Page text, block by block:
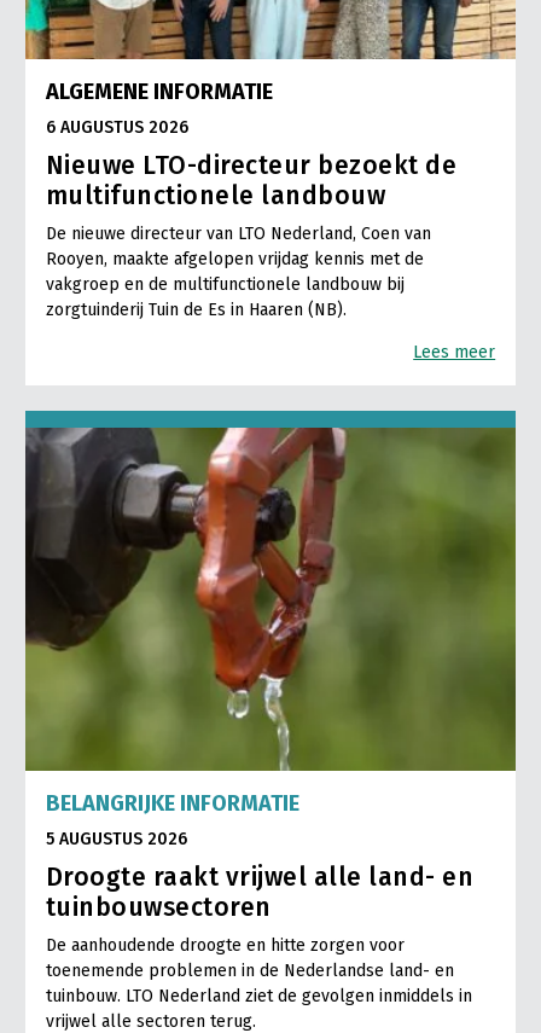
ALGEMENE INFORMATIE
6 AUGUSTUS 2026
Nieuwe LTO-directeur bezoekt de
multifunctionele landbouw
De nieuwe directeur van LTO Nederland, Coen van
Rooyen, maakte afgelopen vrijdag kennis met de
vakgroep en de multifunctionele landbouw bij
zorgtuinderij Tuin de Es in Haaren (NB).
Lees meer
BELANGRIJKE INFORMATIE
5 AUGUSTUS 2026
Droogte raakt vrijwel alle land- en
tuinbouwsectoren
De aanhoudende droogte en hitte zorgen voor
toenemende problemen in de Nederlandse land- en
tuinbouw. LTO Nederland ziet de gevolgen inmiddels in
vrijwel alle sectoren terug.